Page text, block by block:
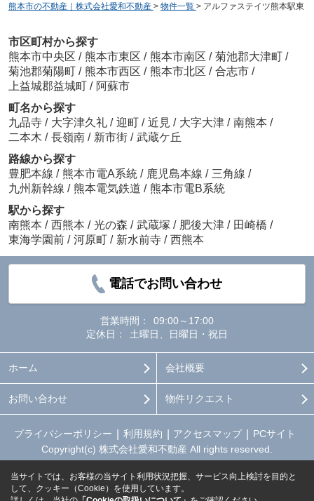
熊本市の不動産｜株式会社愛和不動産 > 物件一覧 > アルファステイツ熊本駅東
市区町村から探す
熊本市中央区 / 熊本市東区 / 熊本市南区 / 菊池郡大津町 /
菊池郡菊陽町 / 熊本市西区 / 熊本市北区 / 合志市 /
上益城郡益城町 / 阿蘇市
町名から探す
九品寺 / 大字津久礼 / 迎町 / 近見 / 大字大津 / 南熊本 /
二本木 / 長嶺南 / 新市街 / 武蔵ケ丘
路線から探す
豊肥本線 / 熊本市電A系統 / 鹿児島本線 / 三角線 /
九州新幹線 / 熊本電気鉄道 / 熊本市電B系統
駅から探す
南熊本 / 西熊本 / 光の森 / 武蔵塚 / 肥後大津 / 田崎橋 /
東海学園前 / 河原町 / 新水前寺 / 西熊本
電話でお問い合わせ
営業時間：
09:00～17:00
定休日：
土曜日、日曜日・祝日
ホーム 会社概要
お問い合わせ 物件リクエスト
プライバシーポリシー 利用規約 アクセスマップ
PCサイト
Copyright(c) 株式会社愛和不動産 All rights reserved.
当サイトでは、お客様の当サイト利用状況把握、サービス向上検討を目的と
して、クッキー（Cookie）を使用しています。